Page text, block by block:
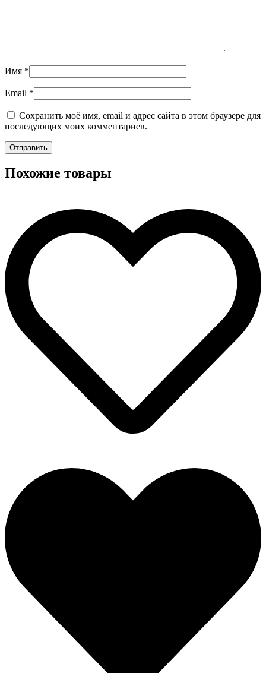
Имя *
Email *
Сохранить моё имя, email и адрес сайта в этом браузере для
последующих моих комментариев.
Похожие товары